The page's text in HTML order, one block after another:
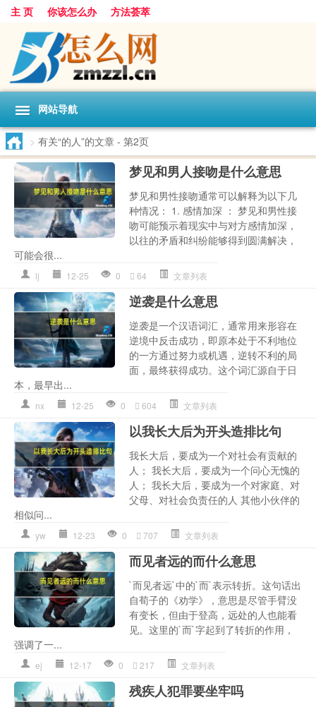
主 页 你该怎么办 方法荟萃
网站导航
> 有关“的人”的文章 - 第2页
梦见和男人接吻是什么意思
梦见和男性接吻通常可以解释为以下几
种情况： 1. 感情加深 ： 梦见和男性接
吻可能预示着现实中与对方感情加深，
以往的矛盾和纠纷能够得到圆满解决，
可能会很...
lj 12-25 0 64 文章列表
逆袭是什么意思
逆袭是一个汉语词汇，通常用来形容在
逆境中反击成功，即原本处于不利地位
的一方通过努力或机遇，逆转不利的局
面，最终获得成功。这个词汇源自于日
本，最早出...
nx 12-25 0 604 文章列表
以我长大后为开头造排比句
我长大后，要成为一个对社会有贡献的
人； 我长大后，要成为一个问心无愧的
人； 我长大后，要成为一个对家庭、对
父母、对社会负责任的人 其他小伙伴的
相似问...
yw 12-23 0 707 文章列表
而见者远的而什么意思
`而见者远`中的`而`表示转折。这句话出
自荀子的《劝学》，意思是尽管手臂没
有变长，但由于登高，远处的人也能看
见。这里的`而`字起到了转折的作用，
强调了一...
ej 12-17 0 217 文章列表
残疾人犯罪要坐牢吗